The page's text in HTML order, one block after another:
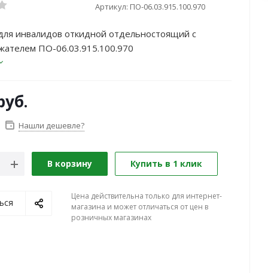
Артикул: ПО-06.03.915.100.970
инвалидов откидной отдельностоящий с
ПО-06.03.915.100.970
Нашли дешевле?
В корзину Купить в 1 клик
Цена действительна только для интернет-
магазина и может отличаться от цен в
розничных магазинах